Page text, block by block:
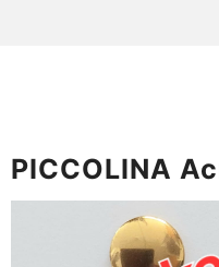
PICCOLINA